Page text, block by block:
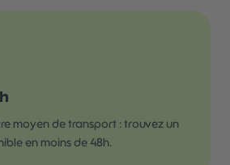
moyen de transport : trouvez un
en moins de 48h.